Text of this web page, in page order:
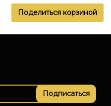
Поделиться корзиной
Подписаться